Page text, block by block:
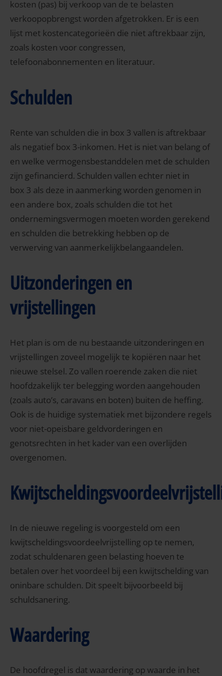
kosten (pas) bij verkoop van de te belasten
verkoopopbrengst worden afgetrokken. Er is een
lijst met kostencategorieën die niet aftrekbaar zijn,
zoals kosten voor congressen,
telefoonabonnementen en literatuur.
Schulden
Rente van schulden die in box 3 vallen is aftrekbaar
als negatief box 3-inkomen. Het is niet van belang of
en welke vermogensbestanddelen met de schulden
zijn gefinancierd. Schulden vallen echter niet in
box 3 als deze in aanmerking worden genomen in
een andere box, zoals schulden die tot het
ondernemingsvermogen moeten worden gerekend
en schulden die betrekking hebben op de
verwerving van aanmerkelijkbelangaandelen.
Uitzonderingen en
vrijstellingen
Het plan is om de nu bestaande uitzonderingen en
vrijstellingen zoveel mogelijk te kopiëren naar het
nieuwe stelsel. Zo vallen roerende zaken die niet
hoofdzakelijk ter belegging worden aangehouden
(zoals auto’s, caravans en boten) buiten de heffing.
Ook is de huidige systematiek met bijzondere regels
voor niet-opeisbare geldvorderingen en
genotsrechten in het kader van een overlijden
overgenomen.
In de nieuwe regeling is voorgesteld om een
kwijtscheldingsvoordeelvrijstelling op te nemen,
zodat schuldenaren geen belasting hoeven te
betalen over het voordeel bij een kwijtschelding van
oninbare schulden. Dit speelt bijvoorbeeld bij
schuldsanering.
Waardering
De hoofdregel is dat waardering op waarde in het